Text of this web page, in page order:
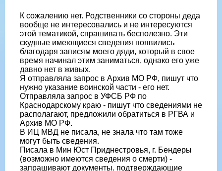
К сожалению нет. Родственники со стороны деда
вообще не интересовались и не интересуются
этой тематикой, спрашивать бесполезно. Эти
скудные имеющиеся сведения появились
благодаря записям моего дяди, который в свое
время начинал этим заниматься, однако его уже
давно нет в живых.
Я отправляла запрос в Архив МО РФ, пишут что
нужно указание воинской части - его нет.
Отправляла запрос в УФСБ РФ по
Краснодарскому краю - пишут что сведениями не
располагают, предложили обратиться в РГВА и
Архив МО РФ.
В ИЦ МВД не писала, не знала что там тоже
могут быть сведения.
Писала в Мин Юст Приднестровья, г. Бендеры
(возможно имеются сведения о смерти) -
запрашивают документы. подтверждающие